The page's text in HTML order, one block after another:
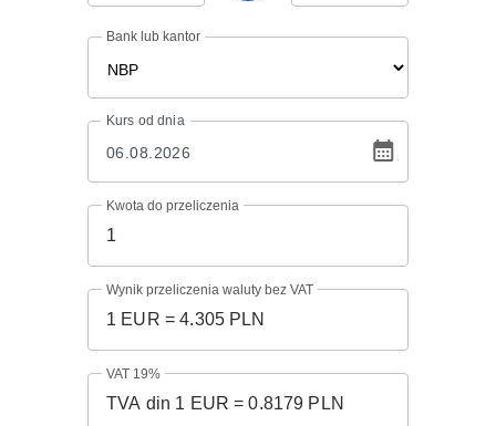
Bank lub kantor
Kurs od dnia
Kwota do przeliczenia
Wynik przeliczenia waluty bez VAT
VAT 19%